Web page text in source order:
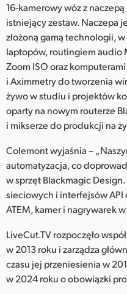
United Kingdom
United States
16-kamerowy wóz z
istniejący zestaw. Naczepa
złożoną gamą technologii,
laptopów, routingiem audio
Zoom ISO oraz
i Aximmetry do tworzenia
żywo w studiu i projektów
oparty na nowym routerze
i mikserze do produkcji na
Colemont wyjaśnia –
automatyzacja, co
w sprzęt Blackmagic
sieciowych i interfejsów
ATEM, kamer i nagrywarek
LiveCut.TV rozpoczęło
w 2013 roku i zarządza
czasu jej przeniesienia w
w 2024 roku o obowiązki